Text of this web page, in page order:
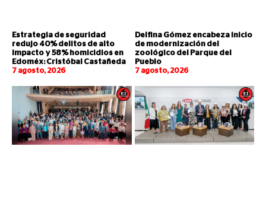
Estrategia de seguridad
redujo 40% delitos de alto
impacto y 58% homicidios en
Edoméx: Cristóbal Castañeda
7 agosto, 2026
Delfina Gómez encabeza inicio
de modernización del
zoológico del Parque del
Pueblo
7 agosto, 2026